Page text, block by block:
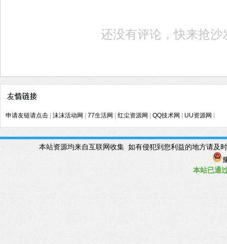
还没有评论，快来抢沙
申请友链请点击 沫沫活动网 77生活网 红尘资源网 QQ技术网 UU资源网
本站资源均来自互联网收集 如有侵犯到您利益的地方请
本站已通